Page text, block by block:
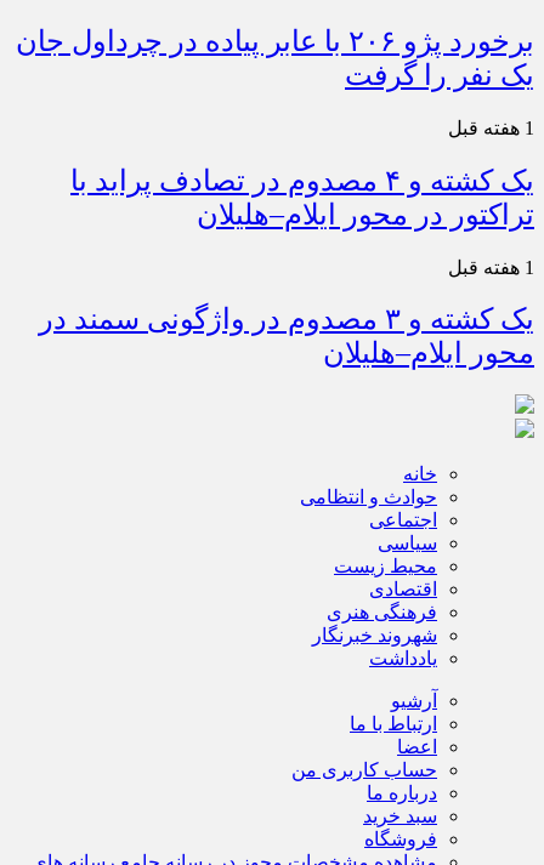
برخورد پژو ۲۰۶ با عابر پیاده در چرداول جان
یک نفر را گرفت
1 هفته قبل
یک کشته و ۴ مصدوم در تصادف پراید با
تراکتور در محور ایلام–هلیلان
1 هفته قبل
یک کشته و ۳ مصدوم در واژگونی سمند در
محور ایلام–هلیلان
خانه
حوادث و انتظامی
اجتماعی
سیاسی
محیط زیست
اقتصادی
فرهنگی هنری
شهروند خبرنگار
یادداشت
آرشیو
ارتباط با ما
اعضا
حساب کاربری من
درباره ما
سبد خرید
فروشگاه